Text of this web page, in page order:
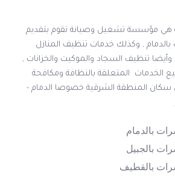
هي مؤسسة تشغيل وصيانة تقوم بتقديم
, وكذلك خدمات تنظيف المنازل
وأيضا تنظيف السجاد والموكيت والخزانات ,
الخدمات المتعلقة بالنظافة ومكافحة
المنطقة الشرقية خصوصا الدمام -
بالدمام
بالجبيل
بالقطيف